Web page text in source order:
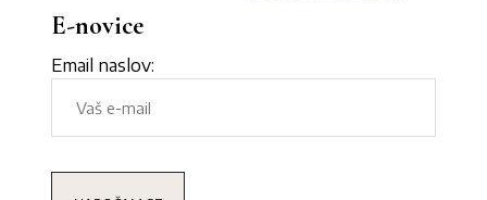
E-novice
Email naslov: